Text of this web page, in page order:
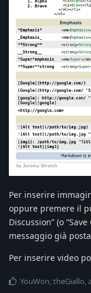
Per inserire
oppure premere il
Discussion” (o
messaggio già
Per inserire video
YouWon,theGiallo,